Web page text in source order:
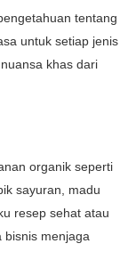
tentang
untuk setiap jenis
khas dari
organik seperti
sayuran, madu
resep sehat atau
bisnis menjaga